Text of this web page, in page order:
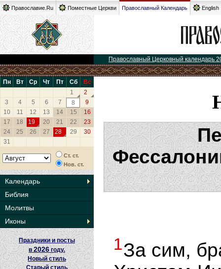
Православие.Ru Поместные Церкви Православный Календарь English
Православный Церковный календарь
Пн Вт Ср Чт Пт Сб
Вс
1
2
3
4 5 6 7 8
9
10
11 12 13 14 15
16
17
18 19 20 21 22
23
24
25 26 27 28 29
30
31
Ст. ст.
Нов. ст.
Календарь
Библия
Молитвы
Иконы
Праздники и посты
в2026 году.
Новый стиль
Старый стиль
1За сим,